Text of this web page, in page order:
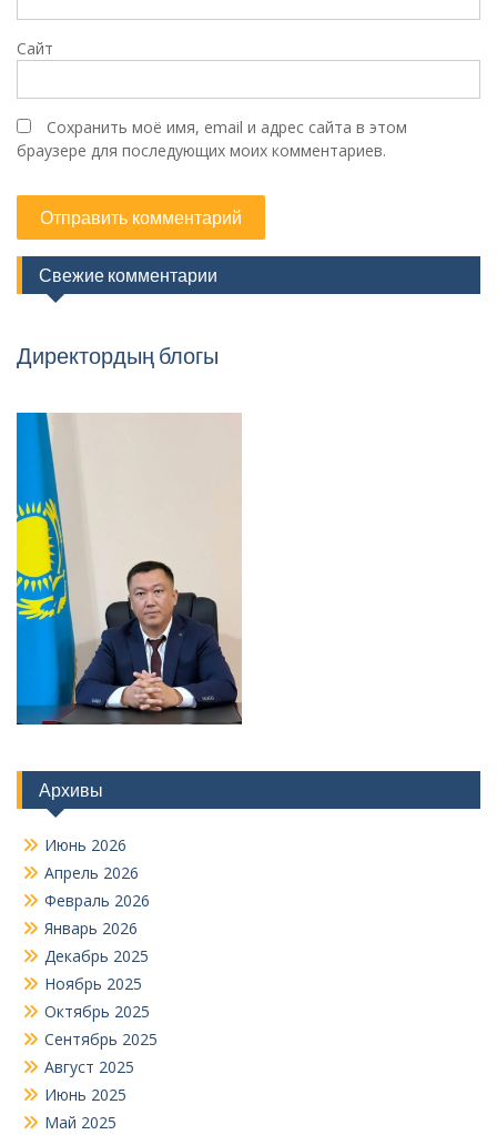
Сайт
Сохранить моё имя, email и адрес сайта в этом
браузере для последующих моих комментариев.
Свежие комментарии
Директордың блогы
Архивы
Июнь 2026
Апрель 2026
Февраль 2026
Январь 2026
Декабрь 2025
Ноябрь 2025
Октябрь 2025
Сентябрь 2025
Август 2025
Июнь 2025
Май 2025